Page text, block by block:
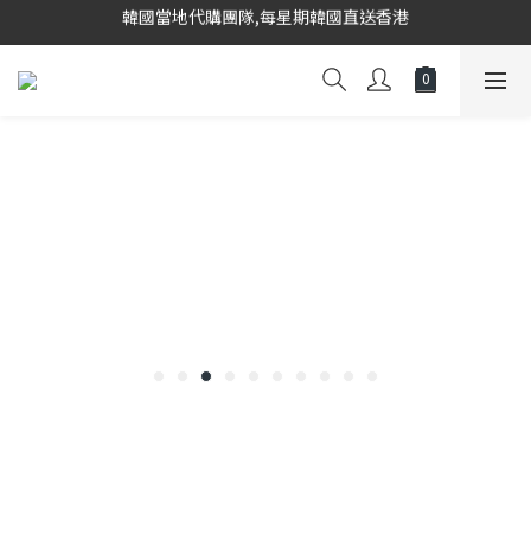
韓國當地代購團隊,每星期韓國直送香港
會員登入下單, 專享購物金回饋計劃
8/8~16/8 韓國物港假期,出貨會有少量延誤情況,敬請見諒